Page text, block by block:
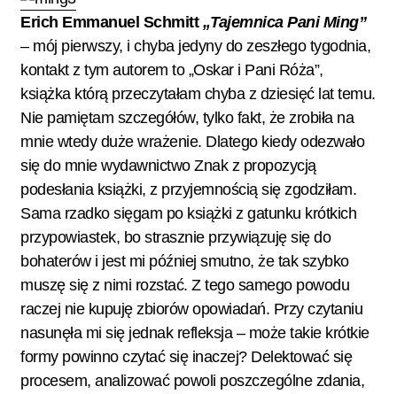
Erich Emmanuel Schmitt „Tajemnica Pani Ming”
– mój pierwszy, i chyba jedyny do zeszłego tygodnia,
kontakt z tym autorem to „Oskar i Pani Róża”,
książka którą przeczytałam chyba z dziesięć lat temu.
Nie pamiętam szczegółów, tylko fakt, że zrobiła na
mnie wtedy duże wrażenie. Dlatego kiedy odezwało
się do mnie wydawnictwo Znak z propozycją
podesłania książki, z przyjemnością się zgodziłam.
Sama rzadko sięgam po książki z gatunku krótkich
przypowiastek, bo strasznie przywiązuję się do
bohaterów i jest mi później smutno, że tak szybko
muszę się z nimi rozstać. Z tego samego powodu
raczej nie kupuję zbiorów opowiadań. Przy czytaniu
nasunęła mi się jednak refleksja – może takie krótkie
formy powinno czytać się inaczej? Delektować się
procesem, analizować powoli poszczególne zdania,